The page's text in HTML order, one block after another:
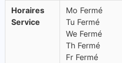
Horaires
Service
Mo Fermé
Tu Fermé
We Fermé
Th Fermé
Fr Fermé